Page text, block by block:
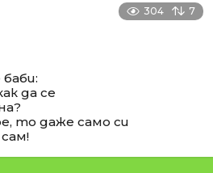
304 7
да се
то даже само си